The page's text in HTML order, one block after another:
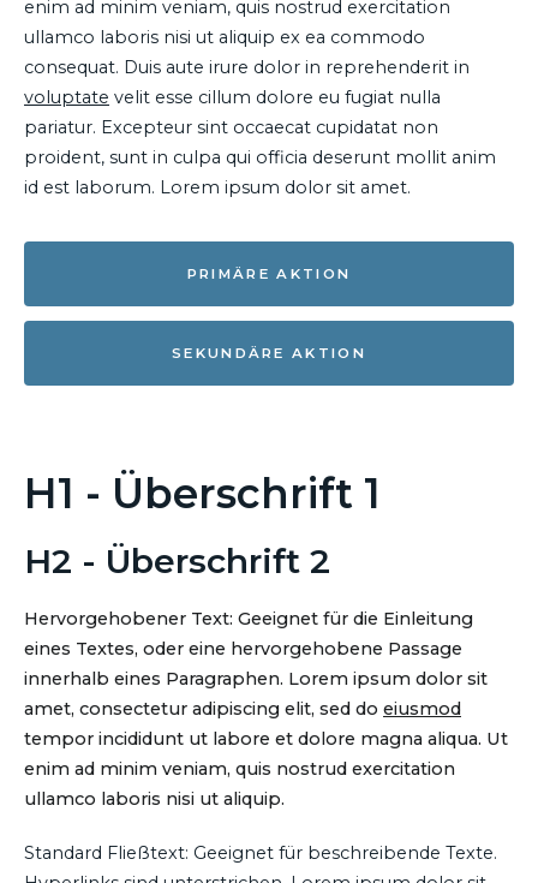
enim ad minim veniam, quis nostrud exercitation
ullamco laboris nisi ut aliquip ex ea commodo
consequat. Duis aute irure dolor in reprehenderit in
voluptate velit esse cillum dolore eu fugiat nulla
pariatur. Excepteur sint occaecat cupidatat non
proident, sunt in culpa qui officia deserunt mollit anim
id est laborum. Lorem ipsum dolor sit amet.
PRIMÄRE AKTION
SEKUNDÄRE AKTION
H1 - Überschrift 1
H2 - Überschrift 2
Hervorgehobener Text: Geeignet für die Einleitung
eines Textes, oder eine hervorgehobene Passage
innerhalb eines Paragraphen. Lorem ipsum dolor sit
amet, consectetur adipiscing elit, sed do eiusmod
tempor incididunt ut labore et dolore magna aliqua. Ut
enim ad minim veniam, quis nostrud exercitation
ullamco laboris nisi ut aliquip.
Standard Fließtext: Geeignet für beschreibende Texte.